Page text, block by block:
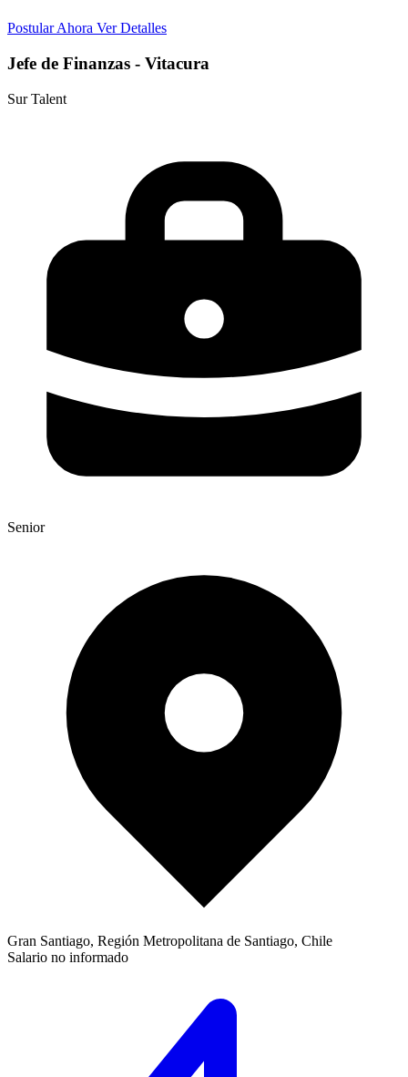
Postular Ahora Ver Detalles
Jefe de Finanzas - Vitacura
Sur Talent
Senior
Gran Santiago, Región Metropolitana de Santiago, Chile
Salario no informado